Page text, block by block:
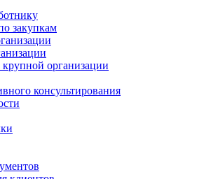
закупкам
организации
консультирования